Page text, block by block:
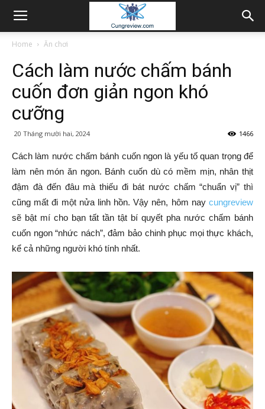
Home Ăn chơi
Cách làm nước chấm bánh
cuốn đơn giản ngon khó
cưỡng
20 Tháng mười hai, 2024 1466
Cách làm nước chấm bánh cuốn ngon là yếu tố quan trọng để
làm nên món ăn ngon. Bánh cuốn dù có mềm mịn, nhân thịt
đậm đà đến đâu mà thiếu đi bát nước chấm “chuẩn vị” thì
cũng mất đi một nửa linh hồn. Vậy nên, hôm nay cungreview
sẽ bật mí cho bạn tất tần tật bí quyết pha nước chấm bánh
cuốn ngon “nhức nách”, đảm bảo chinh phục mọi thực khách,
kể cả những người khó tính nhất.